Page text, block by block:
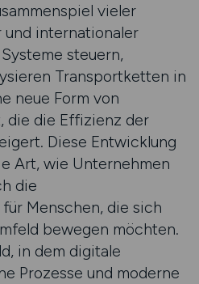
vieler
internationaler
steuern,
Transportketten in
neue Form von
die die Effizienz der
Diese Entwicklung
Art, wie Unternehmen
die
Menschen, die sich
bewegen möchten.
in dem digitale
Prozesse und moderne